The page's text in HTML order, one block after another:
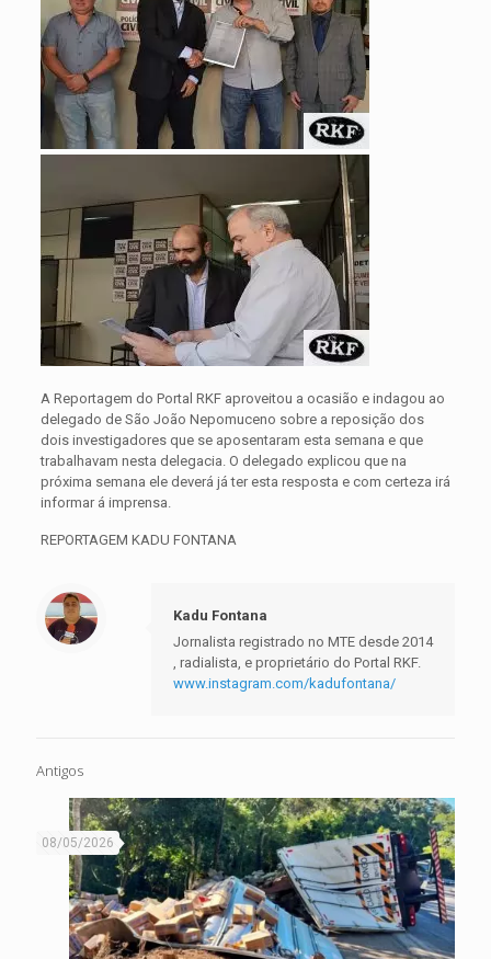
A Reportagem do Portal RKF aproveitou a ocasião e indagou ao
delegado de São João Nepomuceno sobre a reposição dos
dois investigadores que se aposentaram esta semana e que
trabalhavam nesta delegacia. O delegado explicou que na
próxima semana ele deverá já ter esta resposta e com certeza irá
informar á imprensa.
REPORTAGEM KADU FONTANA
Kadu Fontana
Jornalista registrado no MTE desde 2014
, radialista, e proprietário do Portal RKF.
www.instagram.com/kadufontana/
Antigos
08/05/2026